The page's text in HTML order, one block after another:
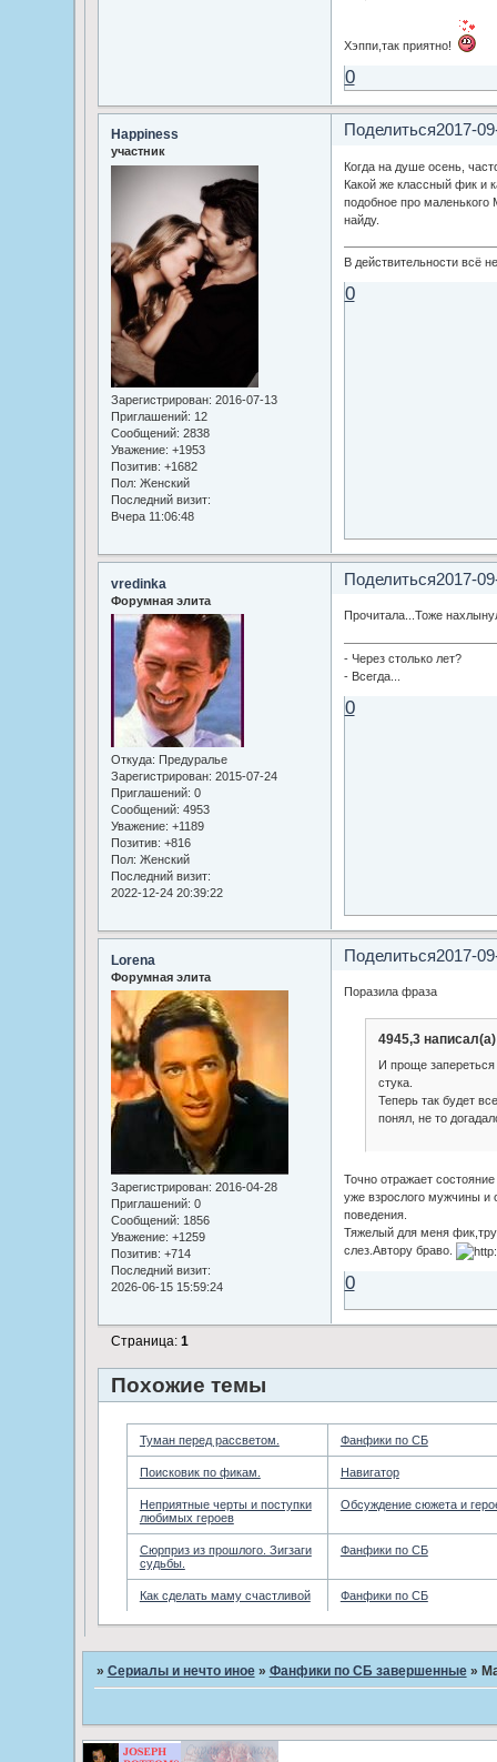
Хэппи,так приятно!
0
Поделиться2017-
Happiness
участник
Зарегистрирован: 2016-07-13
Приглашений: 12
Сообщений: 2838
Уважение: +1953
Позитив: +1682
Пол: Женский
Последний визит:
Вчера 11:06:48
Когда на душе осень,
Какой же классный фик и
подобное про
найду.
В действительности всё
0
Поделиться2017-
vredinka
Форумная элита
Откуда: Предуралье
Зарегистрирован: 2015-07-24
Приглашений: 0
Сообщений: 4953
Уважение: +1189
Позитив: +816
Пол: Женский
Последний визит:
2022-12-24 20:39:22
Прочитала...Тоже
- Через столько лет?
- Всегда...
0
Поделиться2017-
Lorena
Форумная элита
Зарегистрирован: 2016-04-28
Приглашений: 0
Сообщений: 1856
Уважение: +1259
Позитив: +714
Последний визит:
2026-06-15 15:59:24
Поразила фраза
4945,3
И проще
стука.
Теперь так будет
понял, не то
Точно отражает
уже взрослого мужчины и
поведения.
Тяжелый для меня
слез.Автору браво.
0
Страница: 1
Похожие темы
Туман перед рассветом. Фанфики по СБ
Поисковик по фикам. Навигатор
Неприятные черты и поступки
любимых героев
Обсуждение сюжета и
Сюрприз из прошлого. Зигзаги
судьбы.
Фанфики по СБ
Как сделать маму счастливой Фанфики по СБ
» Сериалы и нечто иное » Фанфики по СБ завершенные »